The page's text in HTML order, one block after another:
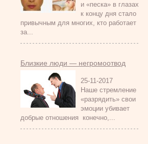
и «песка» в глазах
к концу дня стало
привычным для многих, кто работает
за...
Близкие люди — негромоотвод
25-11-2017
Наше стремление
«разрядить» свои
эмоции убивает
добрые отношения конечно,...